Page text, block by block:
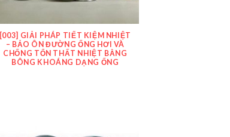
[003] GIẢI PHÁP TIẾT KIỆM NHIỆT
– BẢO ÔN ĐƯỜNG ỐNG HƠI VÀ
CHỐNG TỔN THẤT NHIỆT BẰNG
BÔNG KHOÁNG DẠNG ỐNG